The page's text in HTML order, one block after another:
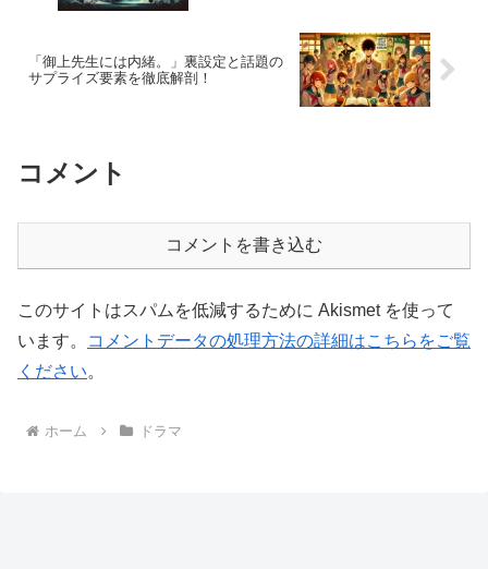
「御上先生には内緒。」裏設定と話題の
サプライズ要素を徹底解剖！
コメント
コメントを書き込む
このサイトはスパムを低減するために Akismet を使って
います。
コメントデータの処理方法の詳細はこちらをご覧
ください。
ホーム ドラマ